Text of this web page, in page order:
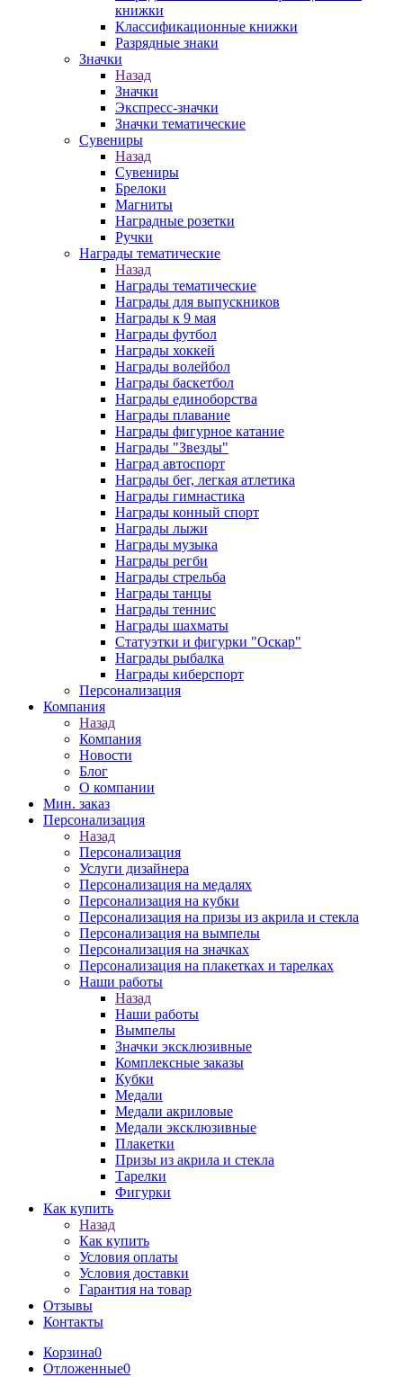
книжки
Классификационные книжки
Разрядные знаки
Значки
Назад
Значки
Экспресс-значки
Значки тематические
Сувениры
Назад
Сувениры
Брелоки
Магниты
Наградные розетки
Ручки
Награды тематические
Назад
Награды тематические
Награды для выпускников
Награды к 9 мая
Награды футбол
Награды хоккей
Награды волейбол
Награды баскетбол
Награды единоборства
Награды плавание
Награды фигурное катание
Награды "Звезды"
Наград автоспорт
Награды бег, легкая атлетика
Награды гимнастика
Награды конный спорт
Награды лыжи
Награды музыка
Награды регби
Награды стрельба
Награды танцы
Награды теннис
Награды шахматы
Статуэтки и фигурки "Оскар"
Награды рыбалка
Награды киберспорт
Персонализация
Компания
Назад
Компания
Новости
Блог
О компании
Мин. заказ
Персонализация
Назад
Персонализация
Услуги дизайнера
Персонализация на медалях
Персонализация на кубки
Персонализация на призы из акрила и стекла
Персонализация на вымпелы
Персонализация на значках
Персонализация на плакетках и тарелках
Наши работы
Назад
Наши работы
Вымпелы
Значки эксклюзивные
Комплексные заказы
Кубки
Медали
Медали акриловые
Медали эксклюзивные
Плакетки
Призы из акрила и стекла
Тарелки
Фигурки
Как купить
Назад
Как купить
Условия оплаты
Условия доставки
Гарантия на товар
Отзывы
Контакты
Корзина0
Отложенные0